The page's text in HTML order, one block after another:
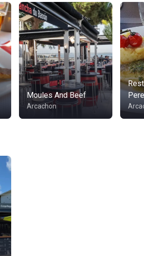
Moules And Beef
Arcachon